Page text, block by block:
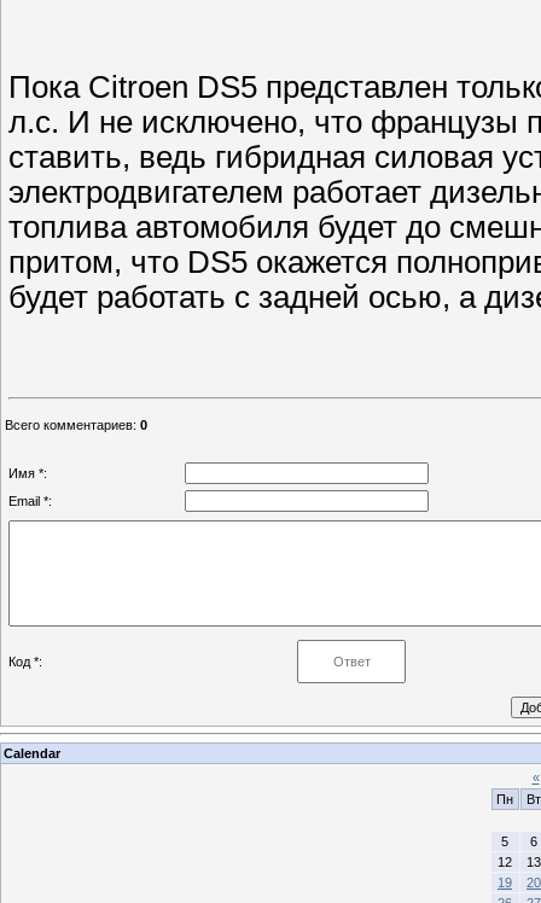
Пока Citroen DS5 представлен
л.с. И не исключено, что французы
ставить, ведь гибридная силовая
электродвигателем работает
топлива автомобиля будет до
притом, что DS5 окажется
будет работать с задней осью, а
Всего комментариев: 0
Имя *:
Email *:
Код *:
Calendar
«
Пн
Вт
5
6
12
13
19
20